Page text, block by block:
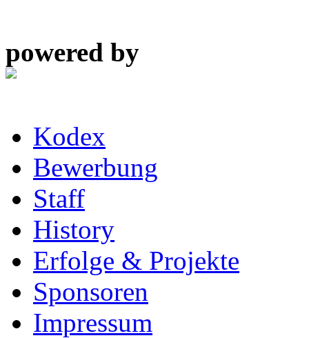
powered by
Kodex
Bewerbung
Staff
History
Erfolge & Projekte
Sponsoren
Impressum